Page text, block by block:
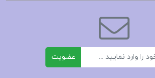
نوشته ژول ورن ترجمه عنایت الله
عضویت